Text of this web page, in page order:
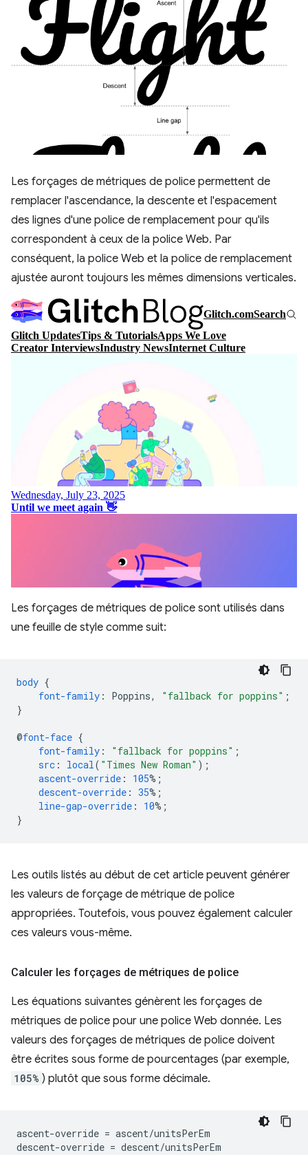
Les forçages de métriques de police permettent de
remplacer l'ascendance, la descente et l'espacement
des lignes d'une police de remplacement pour qu'ils
correspondent à ceux de la police Web. Par
conséquent, la police Web et la police de remplacement
ajustée auront toujours les mêmes dimensions verticales.
Les forçages de métriques de police sont utilisés dans
une feuille de style comme suit:
body {
font-family : Poppins, "fallback for poppins" ;
}
@font-face {
font-family : "fallback for poppins" ;
src : local( "Times New Roman" );
ascent-override : 105%;
descent-override : 35%;
line-gap-override : 10%;
}
Les outils listés au début de cet article peuvent générer
les valeurs de forçage de métrique de police
appropriées. Toutefois, vous pouvez également calculer
ces valeurs vous-même.
Calculer les forçages de métriques de police
Les équations suivantes génèrent les forçages de
métriques de police pour une police Web donnée. Les
valeurs des forçages de métriques de police doivent
être écrites sous forme de pourcentages (par exemple,
105% ) plutôt que sous forme décimale.
ascent-override = ascent/unitsPerEm
descent-override = descent/unitsPerEm